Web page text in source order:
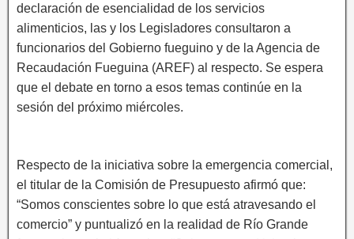
declaración de esencialidad de los servicios
alimenticios, las y los Legisladores consultaron a
funcionarios del Gobierno fueguino y de la Agencia de
Recaudación Fueguina (AREF) al respecto. Se espera
que el debate en torno a esos temas continúe en la
sesión del próximo miércoles.
Respecto de la iniciativa sobre la emergencia comercial,
el titular de la Comisión de Presupuesto afirmó que:
“Somos conscientes sobre lo que está atravesando el
comercio” y puntualizó en la realidad de Río Grande